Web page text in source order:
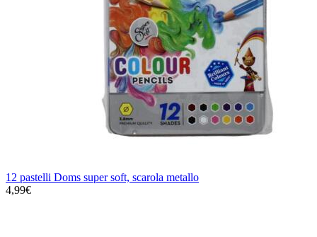
12 pastelli Doms super soft, scarola metallo
4,99€